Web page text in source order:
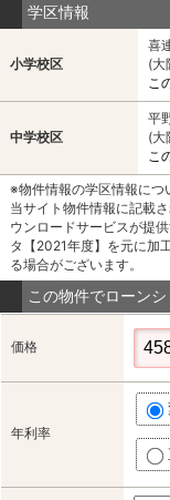
学区情報
小学校区
喜
(大
こ
中学校区
平
(大
こ
※物件情報の学区情報につ
当サイト物件情報に記載
ウンロードサービスが提
タ【2021年度】を元に加
る場合がございます。
この物件でローン
価格
年利率